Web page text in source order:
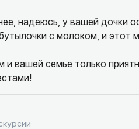
надеюсь, у вашей дочки
с молоком, и этот
вашей семье только